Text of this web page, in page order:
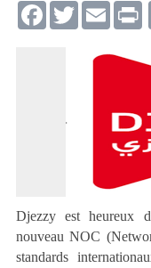
FacebookTwitterEmail
Djezzy est heureux
nouveau NOC
standards